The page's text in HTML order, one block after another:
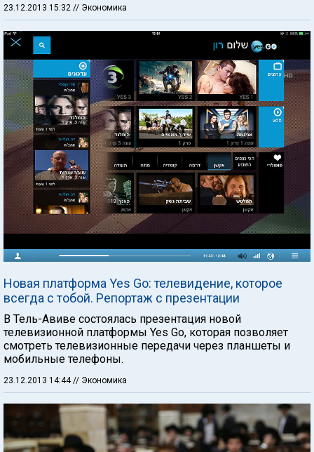
23.12.2013 15:32 // Экономика
Новая платформа Yes Go: телевидение, которое
всегда с тобой. Репортаж с презентации
В Тель-Авиве состоялась презентация новой
телевизионной платформы Yes Go, которая позволяет
смотреть телевизионные передачи через планшеты и
мобильные телефоны.
23.12.2013 14:44 // Экономика